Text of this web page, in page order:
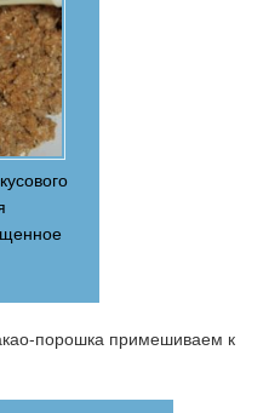
порошка примешиваем к